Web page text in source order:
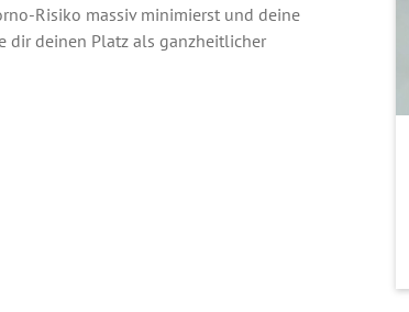
Risiko massiv minimierst und deine
dir deinen Platz als ganzheitlicher